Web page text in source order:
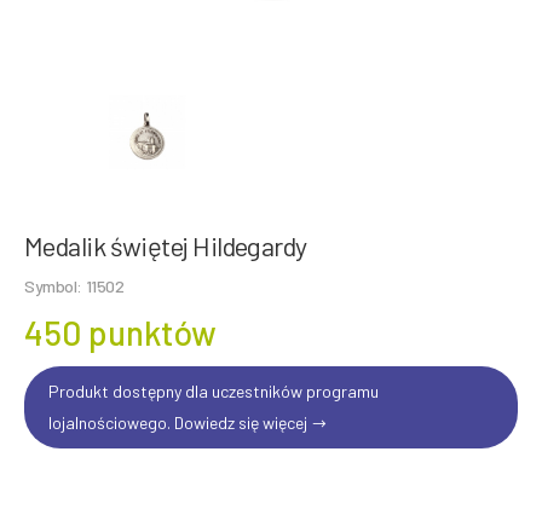
Medalik świętej Hildegardy
Symbol: 11502
450 punktów
Produkt dostępny dla uczestników programu
lojalnościowego. Dowiedz się więcej